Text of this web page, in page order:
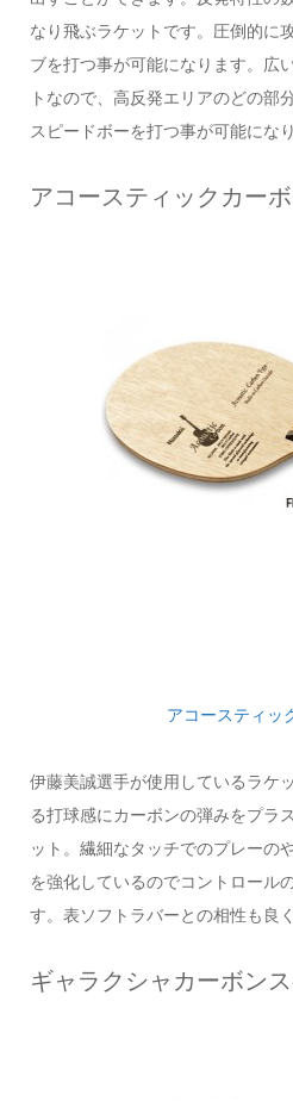
なり飛ぶラケットです。圧倒的に
ブを打つ事が可能になります。広
トなので、高反発エリアのどの部
スピードボーを打つ事が可能になり
アコースティックカー
アコースティッ
伊藤美誠選手が使用しているラケ
る打球感にカーボンの弾みをプラ
ット。繊細なタッチでのプレーの
を強化しているのでコントロール
す。表ソフトラバーとの相性も良
ギャラクシャカーボン